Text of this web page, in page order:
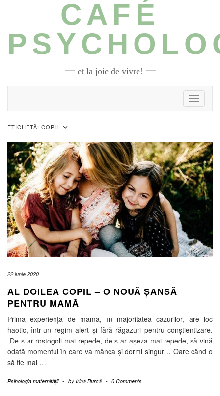
CAFÉ
et la joie de vivre!
Toggle
ETICHETĂ: COPII
22 iunie 2020
AL DOILEA COPIL – O NOUĂ ȘANSĂ
PENTRU MAMĂ
Prima experiență de mamă, în majoritatea cazurilor, are loc
haotic, într-un regim alert și fără răgazuri pentru conștientizare.
„De s-ar rostogoli mai repede, de s-ar așeza mai repede, să vină
odată momentul în care va mânca și dormi singur… Oare când o
să fie mai …
Psihologia maternității - by Irina Burcă - 0 Comments